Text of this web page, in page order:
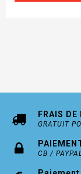
FRAIS DE
GRATUIT
CB /